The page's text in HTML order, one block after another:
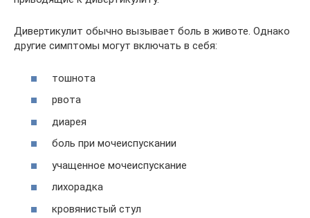
Дивертикулит обычно вызывает боль в животе. Однако
другие симптомы могут включать в себя:
тошнота
рвота
диарея
боль при мочеиспускании
учащенное мочеиспускание
лихорадка
кровянистый стул